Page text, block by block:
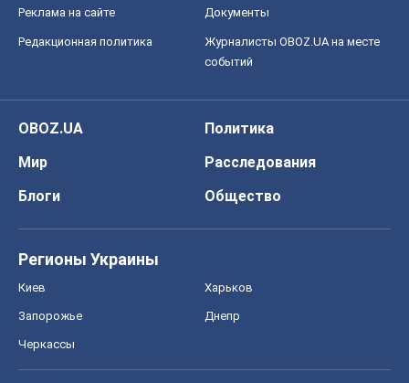
Реклама на сайте Документы
Редакционная политика
Журналисты OBOZ.UA на месте
событий
OBOZ.UA
Политика
Мир
Расследования
Блоги
Общество
Регионы Украины
Киев Харьков
Запорожье Днепр
Черкассы